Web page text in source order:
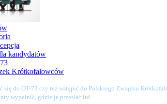
kandydatów
Krótkofalowców
się do OT-73 czy też wstąpić do Polskiego Związku
wypełnić, gdzie je przesłać itd.